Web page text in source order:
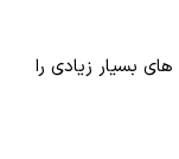
بسیار زیادی را